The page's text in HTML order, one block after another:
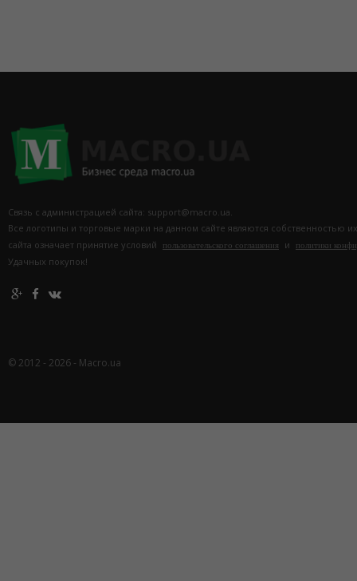
Связь с администрацией сайта: support@macro.ua.
Все логотипы и торговые марки на данном сайте являются собственностью
сайта означает принятие условий
пользовательского соглашения и политики
Удачных покупок!
© 2012 - 2026 - Macro.ua